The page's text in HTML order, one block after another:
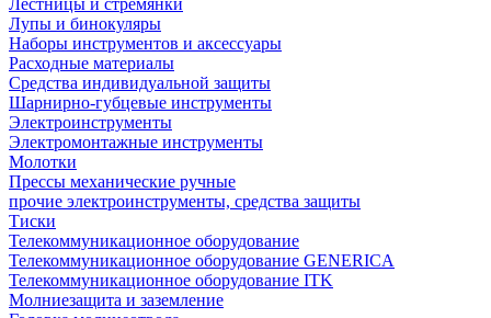
Лестницы и стремянки
Лупы и бинокуляры
Наборы инструментов и аксессуары
Расходные материалы
Средства индивидуальной защиты
Шарнирно-губцевые инструменты
Электроинструменты
Электромонтажные инструменты
Молотки
Прессы механические ручные
прочие электроинструменты, средства защиты
Тиски
Телекоммуникационное оборудование
Телекоммуникационное оборудование GENERICA
Телекоммуникационное оборудование ITK
Молниезащита и заземление